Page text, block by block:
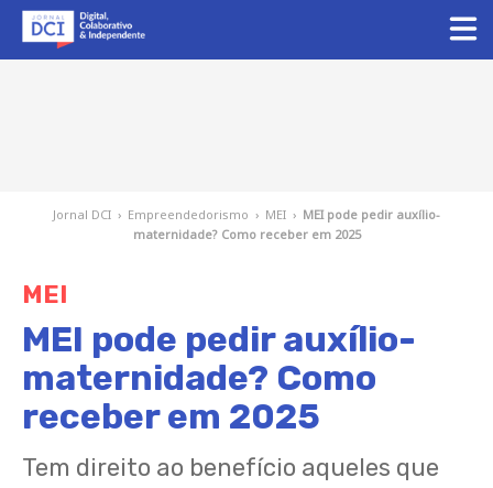
Jornal DCI › Empreendedorismo › MEI › MEI pode pedir auxílio-
maternidade? Como receber em 2025
MEI
MEI pode pedir auxílio-
maternidade? Como
receber em 2025
Tem direito ao benefício aqueles que